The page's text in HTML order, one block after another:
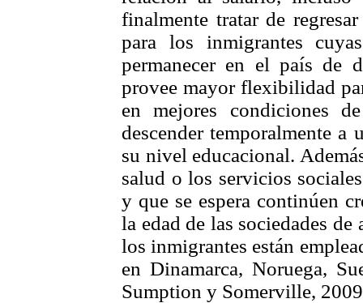
finalmente tratar de
para los inmigrantes
permanecer en el país de
provee mayor flexibilidad
en mejores condiciones
descender temporalmente a
su nivel educacional.
salud o los servicios
y que se espera continúen
la edad de las sociedades
los inmigrantes están
en Dinamarca, Noruega,
Sumption y Somerville,